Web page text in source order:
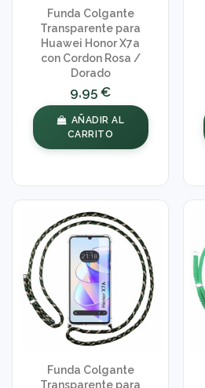
Funda Colgante
Transparente para
Huawei Honor X7a
con Cordon Rosa /
Dorado
9,95 €
AÑADIR AL
CARRITO
Funda Colgante
Transparente para